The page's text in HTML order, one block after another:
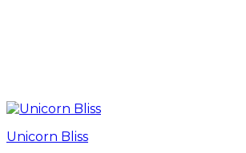
Unicorn Bliss